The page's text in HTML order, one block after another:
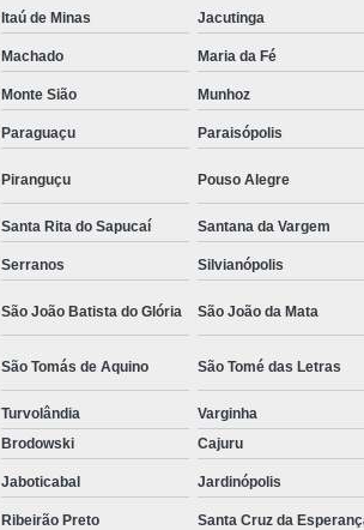
Camisa
Camisa Social
Camisa Social
Camisa Social
Camisa Social
Camisa
Fábrica de
Fábrica de
Loja com Moda
Loja Executivo Moda
Loja Moda Masculina
Itaú de Minas Jacutinga
Machado Maria da Fé
Monte Sião Munhoz
Paraguaçu Paraisópolis
Piranguçu Pouso Alegre
Santa Rita do Sapucaí Santana da Vargem
Serranos Silvianópolis
São João Batista do Glória São João da Mata
São Tomás de Aquino São Tomé das Letras
Turvolândia Varginha
Brodowski Cajuru
Jaboticabal Jardinópolis
Ribeirão Preto Santa Cruz da